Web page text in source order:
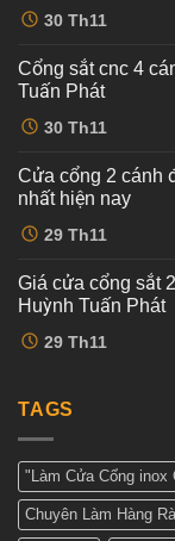
30 Th11
Không
có
ở
Mẫu
cổng
sắt
cnc
hiện
đại
tại
Cơ
khí
Phát
30 Th11
Cổng sắt cnc 4
Tuấn Phát
Không
có
ở
Cổng
sắt
cnc
4
Dịch
vụ
tốt
nhất
tại
Tuấn
29 Th11
Cửa cổng 2 cánh
nhất hiện nay
Không
có
ở
Cửa
cổng
cánh
khảo
mẫu
đẹp
nhất
hiện
nay
29 Th11
Giá cửa cổng sắt
Huỳnh Tuấn Phát
Không
có
Giá
cổng
2
cánh
–
Nhận
báo
TAGS
"Làm Cửa Cổng inox
Chuyên Làm Hàng